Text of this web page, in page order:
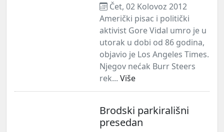
Čet, 02 Kolovoz 2012
Američki pisac i politički
aktivist Gore Vidal umro je u
utorak u dobi od 86 godina,
objavio je Los Angeles Times.
Njegov nećak Burr Steers
rek... Više
Brodski parkirališni
presedan